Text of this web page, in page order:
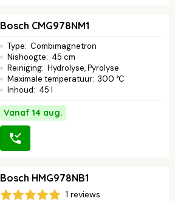
Bosch CMG978NM1
Type: Combimagnetron
Nishoogte: 45 cm
Reiniging: Hydrolyse, Pyrolyse
Maximale temperatuur: 300 °C
Inhoud: 45 l
Vanaf 14 aug.
Bosch HMG978NB1
1 reviews